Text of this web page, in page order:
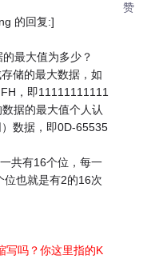
的回复:]
最大值为多少？
储的最大数据，如
，即11111111111
据的最大值个人认
数据，即0D-65535
共有16个位，每一
位也就是有2的16次
写吗？你这里指的K
赞